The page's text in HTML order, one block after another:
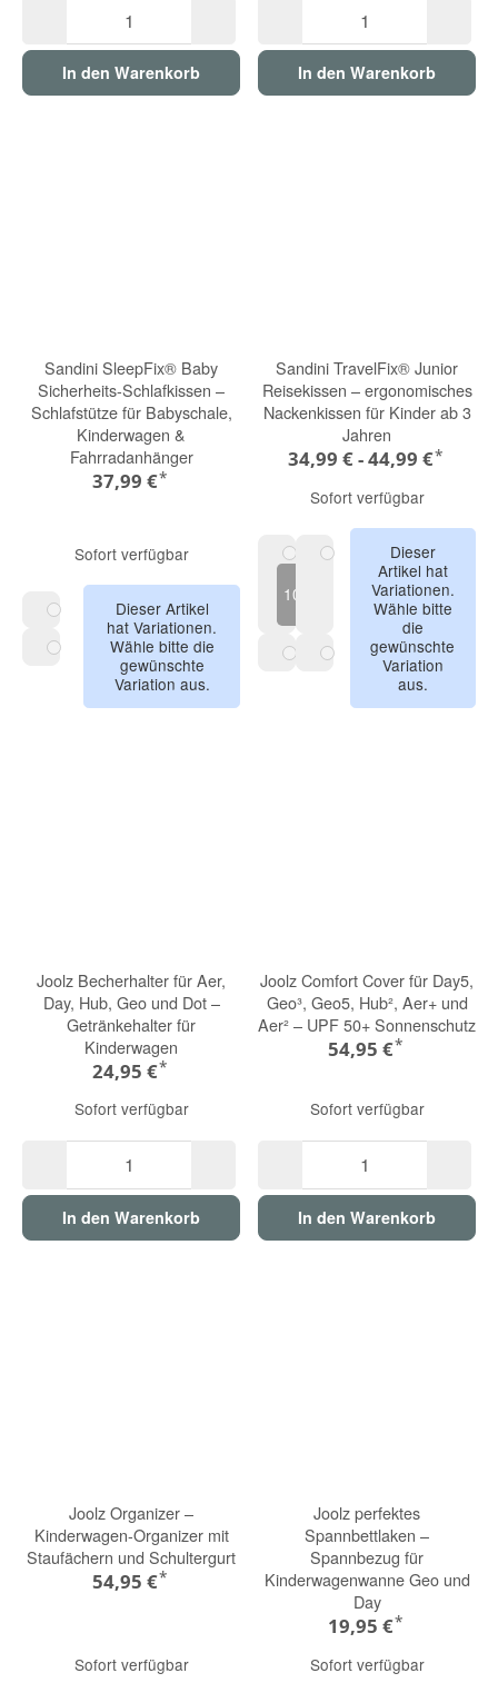
In den Warenkorb In den Warenkorb
Sandini SleepFix® Baby
Sicherheits-Schlafkissen –
Schlafstütze für Babyschale,
Kinderwagen &
Fahrradanhänger
37,99 €*
Sofort verfügbar
Anthrazit
Dieser Artikel
hat Variationen.
Wähle bitte die
gewünschte
Variation aus.
Sandini TravelFix® Junior
Reisekissen – ergonomisches
Nackenkissen für Kinder ab 3
Jahren
34,99 € -44,99 €*
Sofort verfügbar
Anthrazit Outlast
10,00
Schwarz
Dieser
Artikel hat
Variationen.
Wähle bitte
die
gewünschte
Variation
aus.
Joolz Becherhalter für Aer,
Day, Hub, Geo und Dot –
Getränkehalter für
Kinderwagen
24,95 €*
Sofort verfügbar
In den Warenkorb
Joolz Comfort Cover für Day5,
Geo³, Geo5, Hub², Aer+ und
Aer² – UPF 50+ Sonnenschutz
54,95 €*
Sofort verfügbar
In den Warenkorb
Joolz Organizer –
Kinderwagen-Organizer mit
Staufächern und Schultergurt
54,95 €*
Sofort verfügbar
Joolz perfektes
Spannbettlaken –
Spannbezug für
Kinderwagenwanne Geo und
Day
19,95 €*
Sofort verfügbar